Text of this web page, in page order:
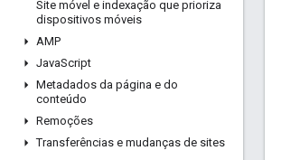
Site móvel e indexação que prioriza
dispositivos móveis
AMP
JavaScript
Metadados da página e do
conteúdo
Remoções
Transferências e mudanças de sites